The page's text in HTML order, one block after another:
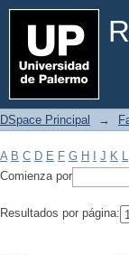
Filtrar por:
DSpace Principal →
A B C D E F G H J K L
Comienza por
Resultados por página: